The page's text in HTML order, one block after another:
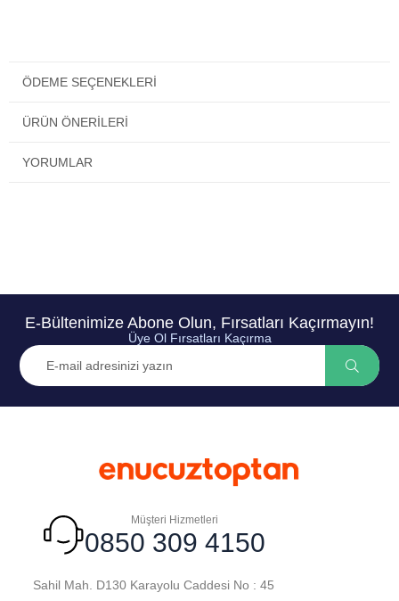
ÖDEME SEÇENEKLERI
ÜRÜN ÖNERILERI
YORUMLAR
E-Bültenimize Abone Olun, Fırsatları Kaçırmayın!
Üye Ol Fırsatları Kaçırma
Müşteri Hizmetleri
0850 309 4150
Sahil Mah. D130 Karayolu Caddesi No : 45